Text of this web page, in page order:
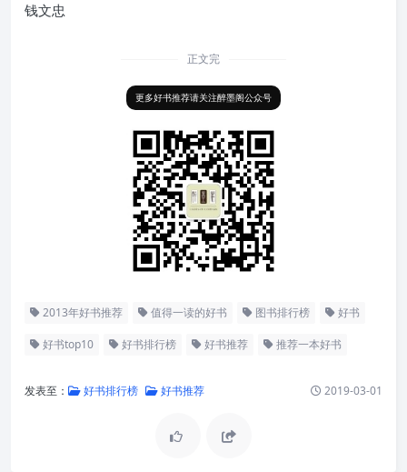
钱文忠
正文完
更多好书推荐请关注醉墨阁公众号
2013年好书推荐 值得一读的好书 图书排行榜 好书
好书top10 好书排行榜 好书推荐 推荐一本好书
发表至： 好书排行榜 好书推荐 2019-03-01